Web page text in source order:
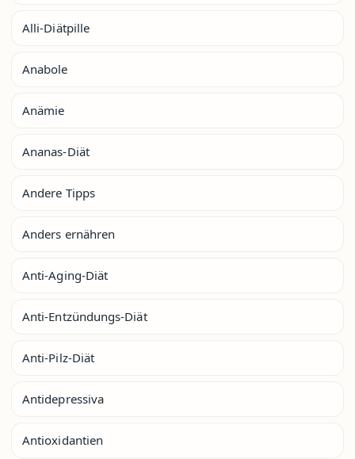
Alli-Diätpille
Anabole
Anämie
Ananas-Diät
Andere Tipps
Anders ernähren
Anti-Aging-Diät
Anti-Entzündungs-Diät
Anti-Pilz-Diät
Antidepressiva
Antioxidantien